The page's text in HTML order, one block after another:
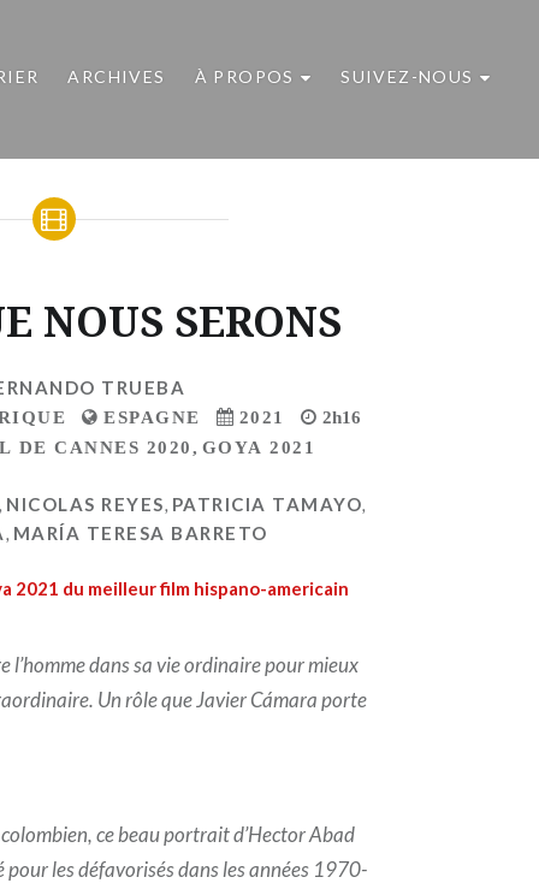
ARCHIVES À PROPOS SUIVEZ-NOUS
NOUS SERONS
TRUEBA
ESPAGNE 2021
2h16
DE CANNES 2020 , GOYA 2021
NICOLAS REYES PATRICIA TAMAYO
MARÍA TERESA BARRETO
2021 du meilleur film hispano-americain
l’homme dans sa vie ordinaire pour mieux
Un rôle que Javier Cámara porte
ce beau portrait d’Hector Abad
pour les défavorisés dans les années 1970-